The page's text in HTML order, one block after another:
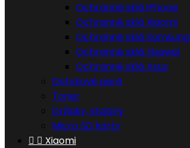
Ochranné sklá iPhone
Ochranné sklá Xiaomi
Ochranné sklá Samsung
Ochranné sklá Huawei
Ochranné sklá Asus
Dotykové perá
Toner
Držiaky, stojany
Micro SD karty
  Xiaomi